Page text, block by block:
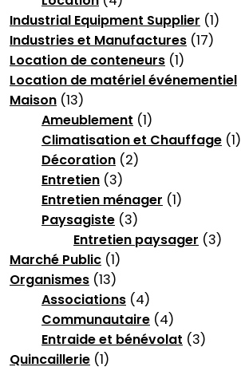
Industrial Equipment Supplier (1)
Industries et Manufactures (17)
Location de conteneurs (1)
Location de matériel événementiel
Maison (13)
Ameublement (1)
Climatisation et Chauffage (1)
Décoration (2)
Entretien (3)
Entretien ménager (1)
Paysagiste (3)
Entretien paysager (3)
Marché Public (1)
Organismes (13)
Associations (4)
Communautaire (4)
Entraide et bénévolat (3)
Quincaillerie (1)